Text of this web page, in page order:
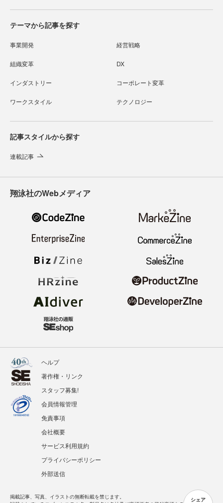
シェア
テーマから記事を探す
事業開発 経営戦略
組織変革 DX
インダストリー コーポレート変革
ワークスタイル テクノロジー
記事スタイルから探す
連載記事
翔泳社のWebメディア
ヘルプ
著作権・リンク
スタッフ募集!
会員情報管理
免責事項
会社概要
サービス利用規約
プライバシーポリシー
外部送信
掲載記事、写真、イラストの無断転載を禁じます。